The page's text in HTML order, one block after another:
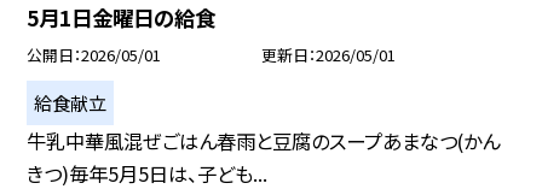
5月1日金曜日の給食
公開日 2026/05/01 更新日 2026/05/01
給食献立
牛乳中華風混ぜごはん春雨と豆腐のスープあまなつ(かん
きつ)毎年5月5日は、子ども...